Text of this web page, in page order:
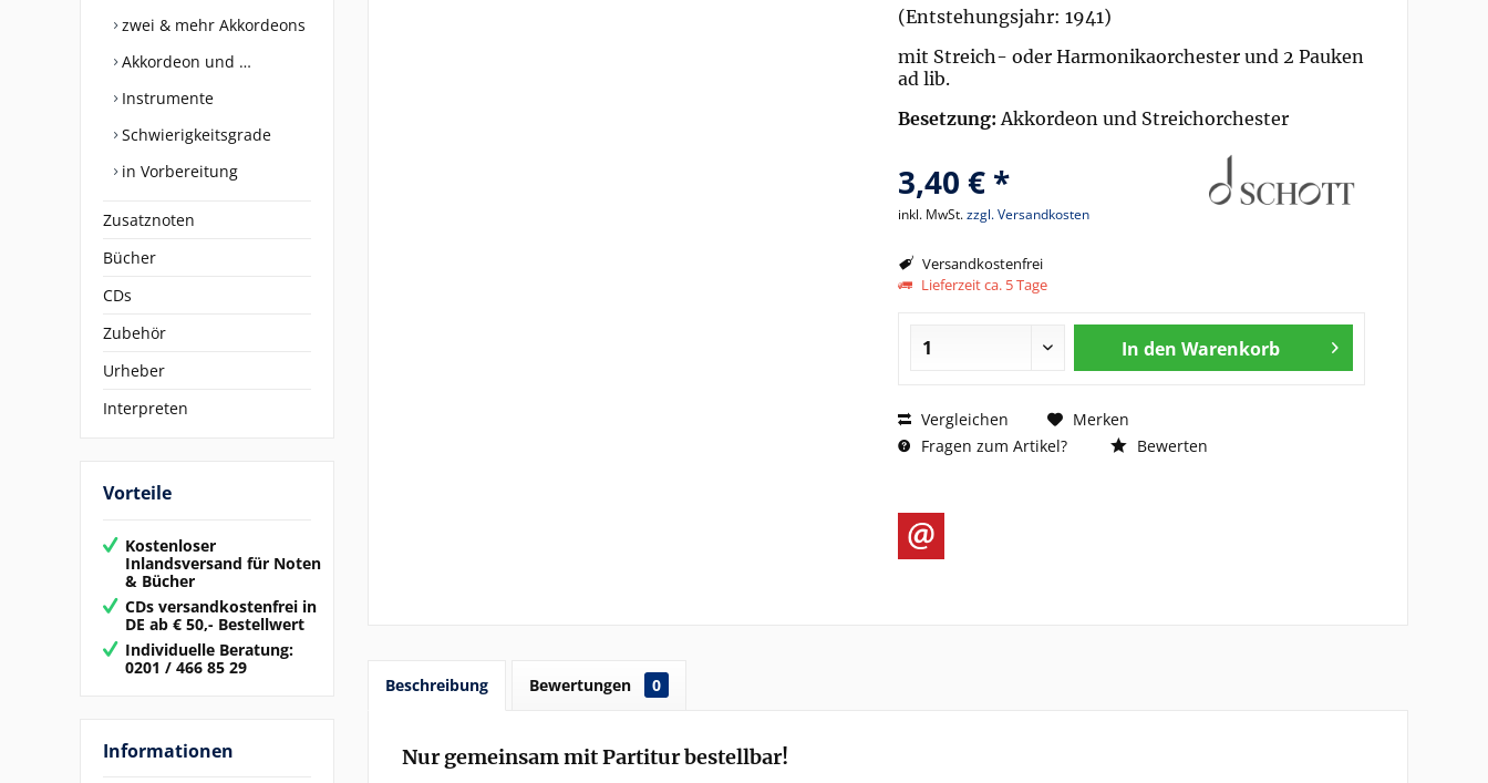
zwei & mehr Akkordeons
Akkordeon und …
Instrumente
Schwierigkeitsgrade
in Vorbereitung
Zusatznoten
Bücher
CDs
Zubehör
Urheber
Interpreten
Vorteile
Kostenloser
Inlandsversand für Noten
& Bücher
CDs versandkostenfrei in
DE ab € 50,- Bestellwert
Individuelle Beratung:
0201 / 466 85 29
Informationen
(Entstehungsjahr: 1941)
mit Streich- oder Harmonikaorchester und 2 Pauken
ad lib.
Besetzung: Akkordeon und Streichorchester
3,40 € *
inkl. MwSt.zzgl. Versandkosten
Versandkostenfrei
Lieferzeit ca. 5 Tage
In den Warenkorb
Vergleichen
Merken
Fragen zum Artikel?
Bewerten
Beschreibung Bewertungen 0
Nur gemeinsam mit Partitur bestellbar!